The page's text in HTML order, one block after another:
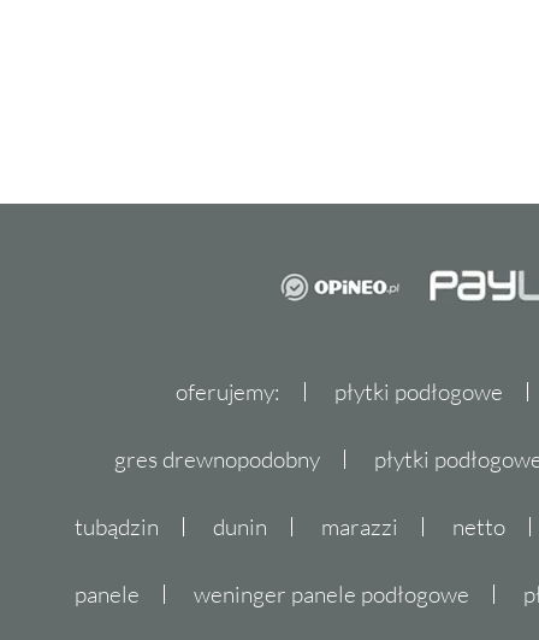
oferujemy: płytki podłogowe
gres drewnopodobny płytki
tubądzin dunin marazzi netto
panele weninger panele podłogowe